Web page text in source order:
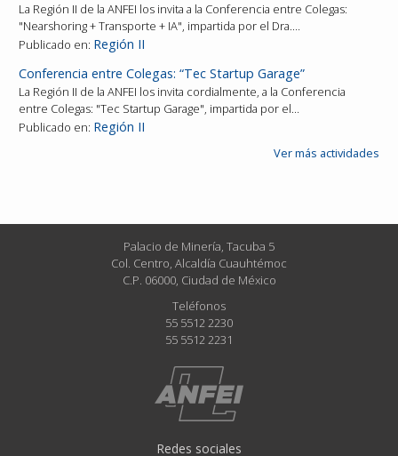
La Región II de la ANFEI los invita a la Conferencia entre Colegas:
"Nearshoring + Transporte + IA", impartida por el Dra.…
Publicado en: Región II
Conferencia entre Colegas: “Tec Startup Garage”
La Región II de la ANFEI los invita cordialmente, a la Conferencia
entre Colegas: "Tec Startup Garage", impartida por el…
Publicado en: Región II
Ver más actividades
Palacio de Minería, Tacuba 5
Col. Centro, Alcaldía Cuauhtémoc
C.P. 06000, Ciudad de México
Teléfonos
55 5512 2230
55 5512 2231
Redes sociales